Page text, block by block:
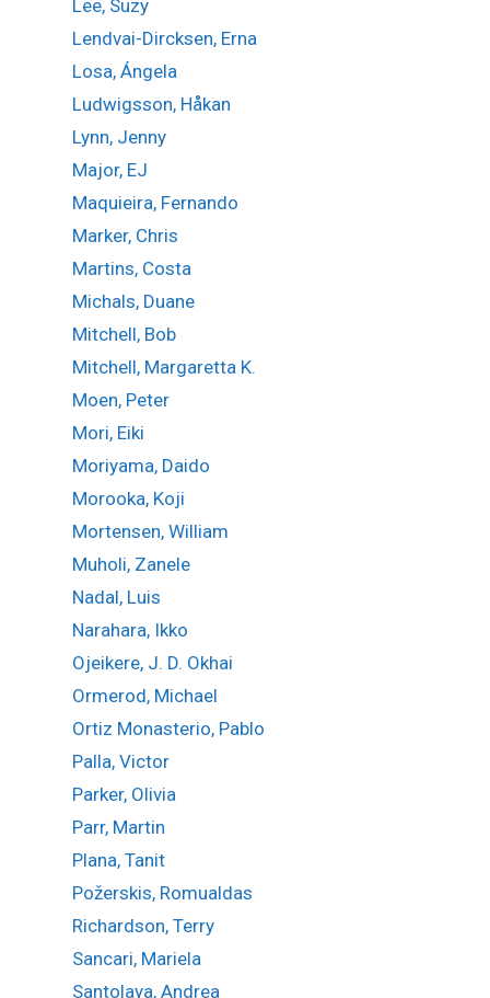
Lee, Suzy
Lendvai-Dircksen, Erna
Losa, Ángela
Ludwigsson, Håkan
Lynn, Jenny
Major, EJ
Maquieira, Fernando
Marker, Chris
Martins, Costa
Michals, Duane
Mitchell, Bob
Mitchell, Margaretta K.
Moen, Peter
Mori, Eiki
Moriyama, Daido
Morooka, Koji
Mortensen, William
Muholi, Zanele
Nadal, Luis
Narahara, Ikko
Ojeikere, J. D. Okhai
Ormerod, Michael
Ortiz Monasterio, Pablo
Palla, Victor
Parker, Olivia
Parr, Martin
Plana, Tanit
Požerskis, Romualdas
Richardson, Terry
Sancari, Mariela
Santolaya, Andrea